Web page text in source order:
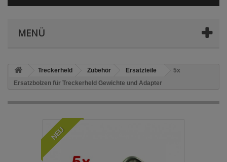
MENÜ
Treckerheld Zubehör Ersatzteile
5x
Ersatzbolzen für Treckerheld Gewichte und Adapter
NEU